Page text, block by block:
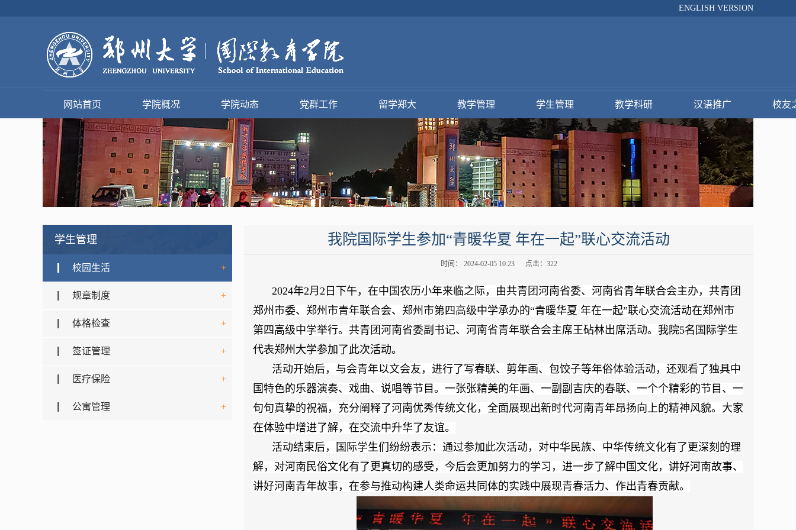
ENGLISH VERSION
网站首页 学院概况 学院动态 党群工作 留学郑大 教学管理 学生管理 教学科研 汉语推广 校友
学生管理
校园生活 +
规章制度 +
体格检查 +
签证管理 +
医疗保险 +
公寓管理 +
我院国际学生参加“青暖华夏 年在一起”联心交流活动
时间： 2024-02-05 10:23 点击： 322
2024年2月 2 日下午， 在中国农历小年来临之际，由共青团河南省委、河南省青年联合会主办，共青团
郑州市委、郑州市青年联合会、郑州市第四高级中学承办的“青暖华夏 年在一起”联心交流活动在郑州市
第四高级中学举行。共青团河南省委副书记、河南省青年联合会主席王砧林出席活动。 我院5名国际学生
代表郑州大学参加了此次活动。
活动开始后，与会青年以文会友，进行了写春联、剪年画、包饺子等年俗体验活动，还观看了独具中
国特色的乐器演奏、戏曲、说唱等节目。一张张精美的年画、一副副吉庆的春联、一个个精彩的节目、一
句句真挚的祝福，充分阐释了河南优秀传统文化，全面展现出新时代河南青年昂扬向上的精神风貌。大家
在体验中增进了解，在交流中升华了友谊。
活动结束后，国际学生们纷纷表示：通过参加此次活动，对中华民族、中华传统文化有了更深刻的理
解，对河南民俗文化有了更真切的感受，今后会更加努力的学习，进一步了解中国文化，讲好河南故事、
讲好河南青年故事，在参与推动构建人类命运共同体的实践中展现青春活力、作出青春贡献。